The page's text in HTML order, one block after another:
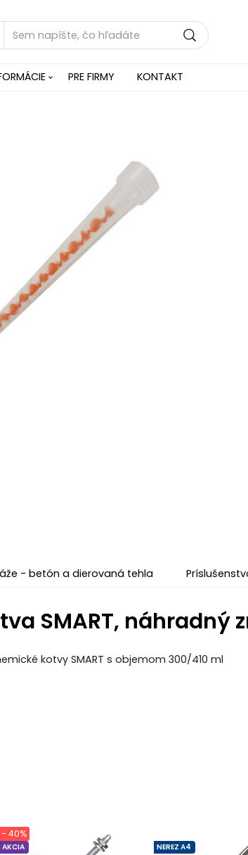
PRE FIRMY KONTAKT
- betón a dierovaná tehla
SMART, náhradný
kotvy SMART s objemom 300/410 ml
AKCIA
- 40%
NEREZ A4